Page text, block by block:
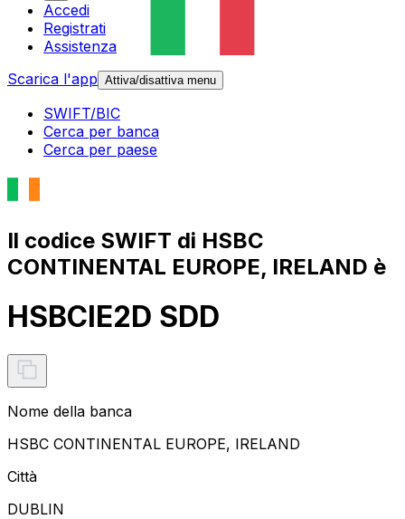
Accedi
Registrati
Assistenza
Scarica l'app Attiva/disattiva menu
SWIFT/BIC
Cerca per banca
Cerca per paese
Il codice SWIFT di HSBC
CONTINENTAL EUROPE, IRELAND è
HSBCIE2D SDD
Nome della banca
HSBC CONTINENTAL EUROPE, IRELAND
Città
DUBLIN